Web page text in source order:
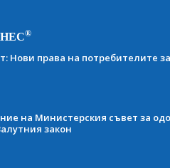
®
Нови права на потребителите
на Министерския съвет за
закон